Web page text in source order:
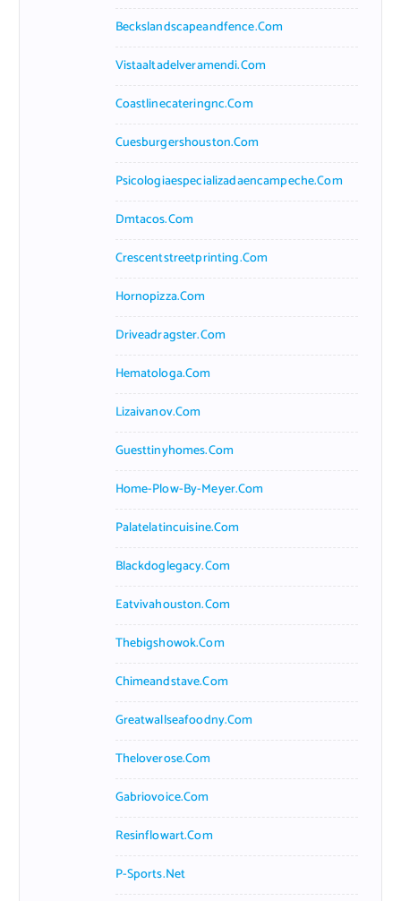
Beckslandscapeandfence.com
Vistaaltadelveramendi.com
Coastlinecateringnc.com
Cuesburgershouston.com
Psicologiaespecializadaencampeche.com
Dmtacos.com
Crescentstreetprinting.com
Hornopizza.com
Driveadragster.com
Hematologa.com
Lizaivanov.com
Guesttinyhomes.com
Home-Plow-By-Meyer.com
Palatelatincuisine.com
Blackdoglegacy.com
Eatvivahouston.com
Thebigshowok.com
Chimeandstave.com
Greatwallseafoodny.com
Theloverose.com
Gabriovoice.com
Resinflowart.com
P-Sports.net